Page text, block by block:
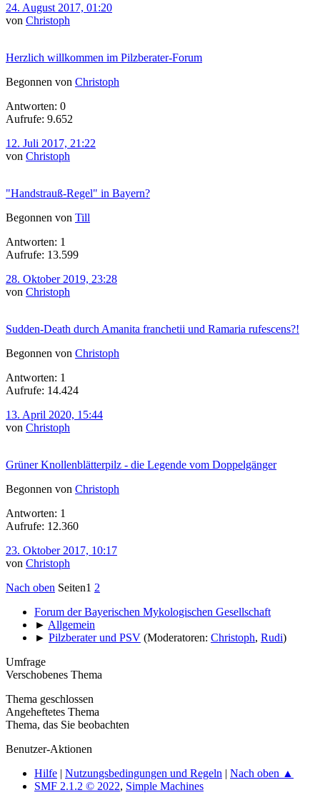
24. August 2017, 01:20
von Christoph
Herzlich willkommen im Pilzberater-Forum
Begonnen von Christoph
Antworten: 0
Aufrufe: 9.652
12. Juli 2017, 21:22
von Christoph
"Handstrauß-Regel" in Bayern?
Begonnen von Till
Antworten: 1
Aufrufe: 13.599
28. Oktober 2019, 23:28
von Christoph
Sudden-Death durch Amanita franchetii und Ramaria rufescens?!
Begonnen von Christoph
Antworten: 1
Aufrufe: 14.424
13. April 2020, 15:44
von Christoph
Grüner Knollenblätterpilz - die Legende vom Doppelgänger
Begonnen von Christoph
Antworten: 1
Aufrufe: 12.360
23. Oktober 2017, 10:17
von Christoph
Nach oben Seiten1 2
Forum der Bayerischen Mykologischen Gesellschaft
► Allgemein
► Pilzberater und PSV (Moderatoren: Christoph, Rudi)
Umfrage
Verschobenes Thema
Thema geschlossen
Angeheftetes Thema
Thema, das Sie beobachten
Benutzer-Aktionen
Hilfe | Nutzungsbedingungen und Regeln | Nach oben ▲
SMF 2.1.2 © 2022, Simple Machines